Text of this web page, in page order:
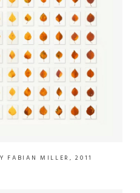
FABIAN MILLER, 2011